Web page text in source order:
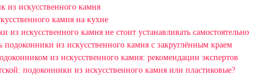
из искусственного камня
камня на кухне
из искусственного камня не стоит устанавливать самостоятельно
подоконники из искусственного камня с закруглённым краем
из искусственного камня: рекомендации экспертов
подоконники из искусственного камня или пластиковые?